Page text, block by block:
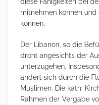
diese Fähigkeiten bei
mitnehmen können
können.
Der Libanon, so die
droht angesichts der
unterzugehen.
ändert sich durch die
Muslimen. Die kath.
Rahmen der Vergabe